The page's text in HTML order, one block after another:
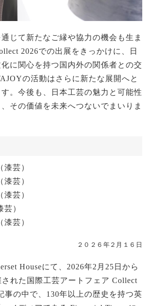
じて新たなご縁や協力の機会も生ま
2026での出展をきっかけに、日
に関心を持つ国内外の関係者との交
の活動はさらに新たな展開へと
。今後も、日本工芸の魅力と可能性
その価値を未来へつないでまいりま
漆芸）
漆芸）
漆芸）
芸）
漆芸）
２０２６年２月１６日
Houseにて、2026年2月25日から
れた国際工芸アートフェア Collect
事の中で、130年以上の歴史を持つ英